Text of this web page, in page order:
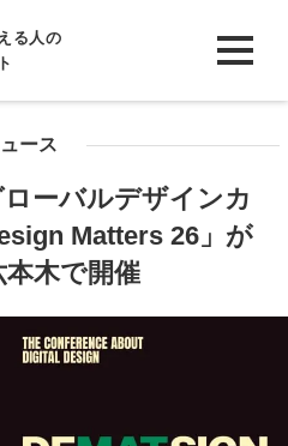
る人の
ース
ーバルデザインカ
Matters 26」が
本木で開催